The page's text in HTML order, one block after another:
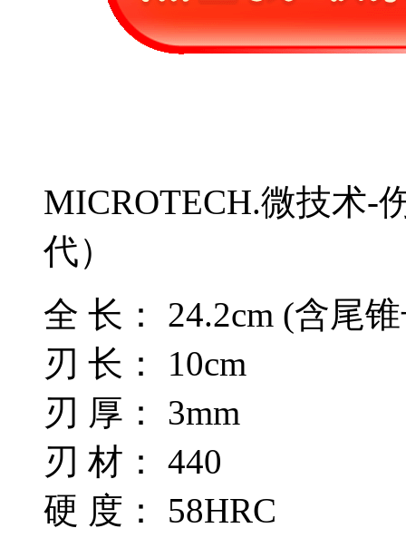
MICROTECH.微技术-
代）
全 长： 24.2cm (含尾
刃 长： 10cm
刃 厚： 3mm
刃 材： 440
硬 度： 58HRC